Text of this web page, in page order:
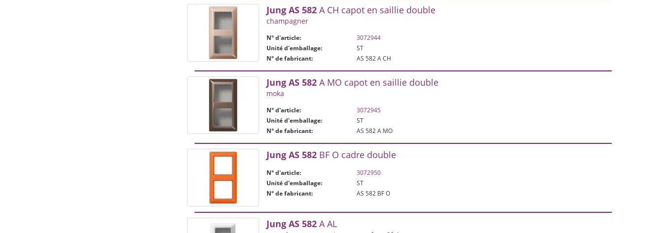
Jung AS 582A CH capot en saillie double
champagner
N° d'article:
3072944
Unité d'emballage:
ST
N° de fabricant:
AS 582 A CH
Jung AS 582A MO capot en saillie double
moka
N° d'article:
3072945
Unité d'emballage:
ST
N° de fabricant:
AS 582 A MO
Jung AS 582BF O cadre double
N° d'article:
3072950
Unité d'emballage:
ST
N° de fabricant:
AS 582 BF O
Jung AS 582A AL